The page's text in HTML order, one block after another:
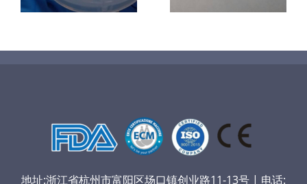
地址:浙江省杭州市富阳区场口镇创业路11-13号 | 电话: